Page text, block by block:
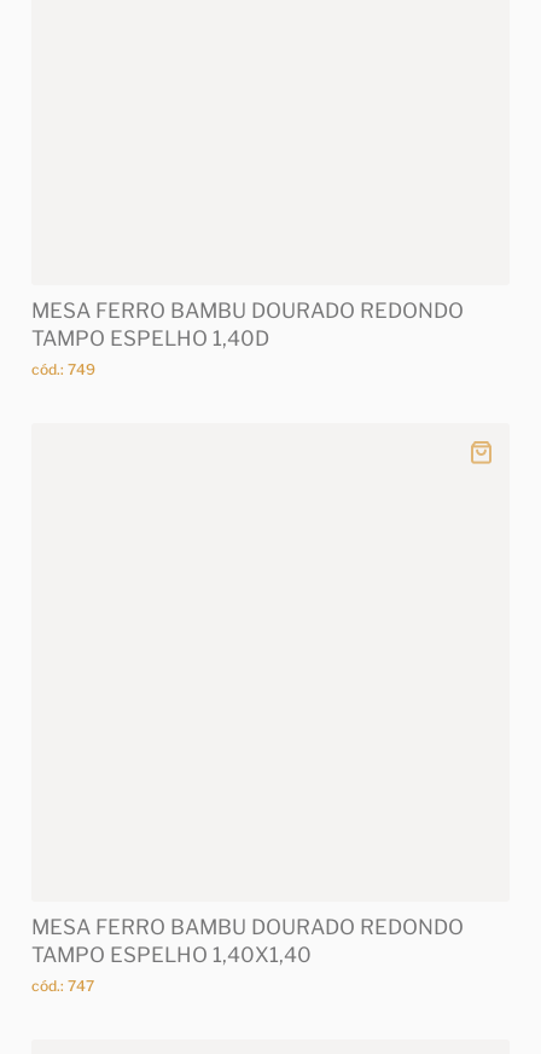
MESA FERRO BAMBU DOURADO REDONDO
TAMPO ESPELHO 1,40D
cód.: 749
MESA FERRO BAMBU DOURADO REDONDO
TAMPO ESPELHO 1,40X1,40
cód.: 747